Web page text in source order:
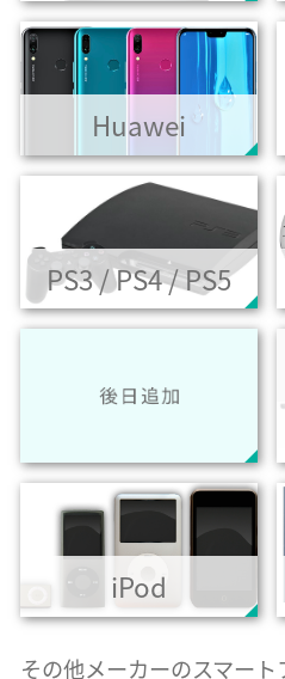
Huawei
PS3 / PS4 / PS5
iPod
その他メーカーのスマー